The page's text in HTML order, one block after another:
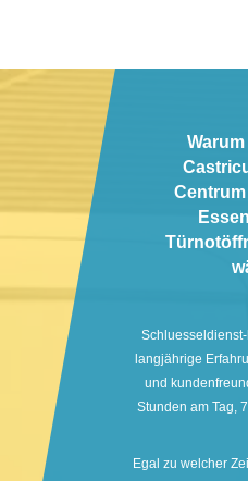
langjährige
und
Stunden am Tag,
Egal zu welcher